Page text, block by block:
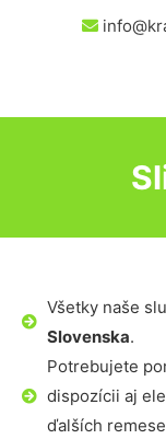
Všetky naše
Slovenska.
Potrebujete
dispozícii aj
ďalších